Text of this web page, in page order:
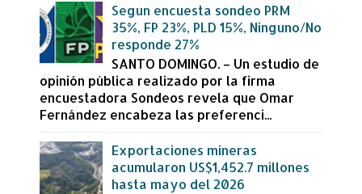
Segun encuesta sondeo PRM
35%, FP 23%, PLD 15%, Ninguno/No
responde 27%
SANTO DOMINGO. – Un estudio de
opinión pública realizado por la firma
encuestadora Sondeos revela que Omar
Fernández encabeza las preferenci...
Exportaciones mineras
acumularon US$1,452.7 millones
hasta mayo del 2026